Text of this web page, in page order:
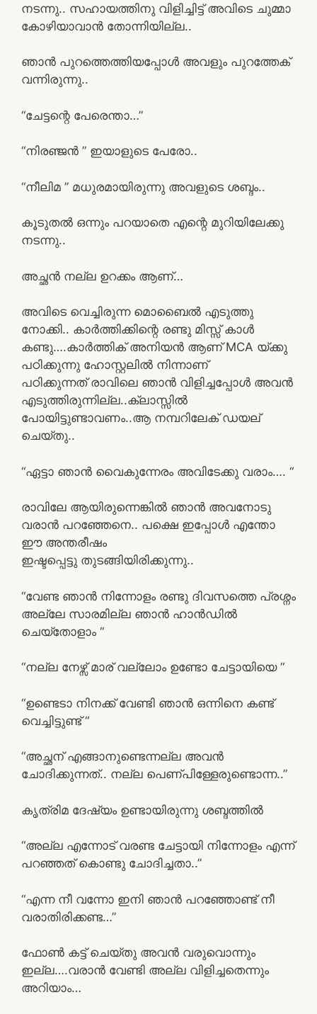
നടന്നു.. സഹായത്തിനു വിളിച്ചിട്ട് അവിടെ ചുമ്മാ
കോഴിയാവാൻ തോന്നിയില്ല..
ഞാൻ പുറത്തെത്തിയപ്പോൾ അവളും പുറത്തേക്
വന്നിരുന്നു..
“ചേട്ടന്റെ പേരെന്താ…”
“നിരഞ്ജൻ ” ഇയാളുടെ പേരോ..
“നീലിമ ” മധുരമായിരുന്നു അവളുടെ ശബ്ദം..
കൂടുതൽ ഒന്നും പറയാതെ എന്റെ മുറിയിലേക്കു
നടന്നു..
അച്ഛൻ നല്ല ഉറക്കം ആണ്‌…
അവിടെ വെച്ചിരുന്ന മൊബൈൽ എടുത്തു
നോക്കി.. കാർത്തിക്കിന്റെ രണ്ടു മിസ്സ്‌ കാൾ
കണ്ടു….കാർത്തിക് അനിയൻ ആണ്‌ MCA യ്ക്കു
പഠിക്കുന്നു ഹോസ്റ്റലിൽ നിന്നാണ്
പഠിക്കുന്നത് രാവിലെ ഞാൻ വിളിച്ചപ്പോൾ അവൻ
എടുത്തിരുന്നില്ല..ക്ലാസ്സിൽ
പോയിട്ടുണ്ടാവണം..ആ നമ്പറിലേക് ഡയല്
ചെയ്തു..
“ഏട്ടാ ഞാൻ വൈകുന്നേരം അവിടേക്കു വരാം…. “
രാവിലേ ആയിരുന്നെങ്കിൽ ഞാൻ അവനോടു
വരാൻ പറഞ്ഞേനെ.. പക്ഷെ ഇപ്പോൾ എന്തോ
ഈ അന്തരീഷം
ഇഷ്ടപ്പെട്ടു തുടങ്ങിയിരിക്കുന്നു..
“വേണ്ട ഞാൻ നിന്നോളം രണ്ടു ദിവസത്തെ പ്രശ്നം
അല്ലേ സാരമില്ല ഞാൻ ഹാൻഡിൽ
ചെയ്തോളാം “
“നല്ല നേഴ്സ് മാര് വല്ലോം ഉണ്ടോ ചേട്ടായിയെ “
“ഉണ്ടെടാ നിനക്ക് വേണ്ടി ഞാൻ ഒന്നിനെ കണ്ട്
വെച്ചിട്ടുണ്ട് “
“അച്ഛന് എങ്ങാനുണ്ടെന്നല്ല അവൻ
ചോദിക്കുന്നത്.. നല്ല പെണ്പിള്ളേരുണ്ടൊന്ന..”
കൃത്രിമ ദേഷ്യം ഉണ്ടായിരുന്നു ശബ്ദത്തിൽ
“അല്ല എന്നോട് വരണ്ട ചേട്ടായി നിന്നോളം എന്ന്
പറഞ്ഞത് കൊണ്ടു ചോദിച്ചതാ..”
“എന്ന നീ വന്നോ ഇനി ഞാൻ പറഞ്ഞോണ്ട് നീ
വരാതിരിക്കണ്ട…”
ഫോൺ കട്ട്‌ ചെയ്തു അവൻ വരുവൊന്നും
ഇല്ല….വരാൻ വേണ്ടി അല്ല വിളിച്ചതെന്നും
അറിയാം…